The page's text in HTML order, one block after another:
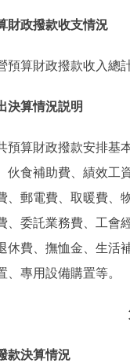
財政撥款收支情況
預算財政撥款收入總
決算情況説明
預算財政撥款安排基
伙食補助費、績效工
、郵電費、取暖費、
、委託業務費、工會
休費、撫恤金、生活
專用設備購置等。
款決算情況